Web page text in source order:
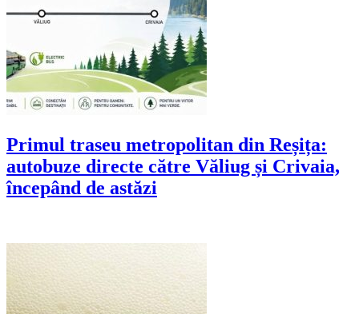
Primul traseu metropolitan din Reșița:
autobuze directe către Văliug și Crivaia,
începând de astăzi